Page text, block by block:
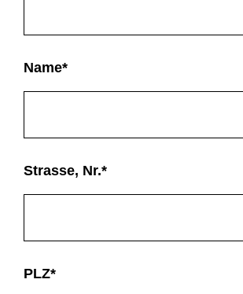
Name*
Strasse, Nr.*
PLZ*